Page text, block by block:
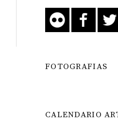
FOTOGRAFIAS
CALENDARIO